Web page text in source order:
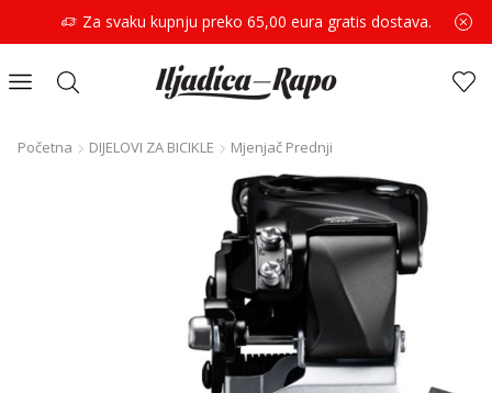
Za svaku kupnju preko 65,00 eura gratis dostava.
Početna DIJELOVI ZA BICIKLE Mjenjač Prednji